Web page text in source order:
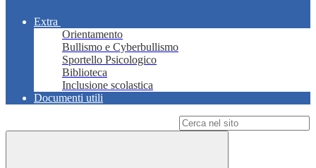
Extra
Orientamento
Bullismo e Cyberbullismo
Sportello Psicologico
Biblioteca
Inclusione scolastica
Documenti utili